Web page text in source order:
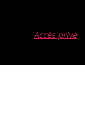
Accès privé